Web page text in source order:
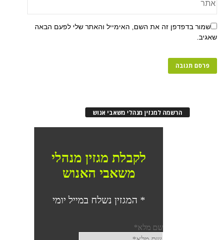
שמור בדפדפן זה את השם, האימייל והאתר שלי לפעם הבאה
שאגיב.
הרשמה למגזין מנהלי משאבי אנוש